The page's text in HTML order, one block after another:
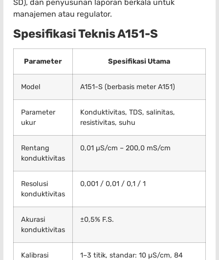
SD), dan penyusunan laporan berkala untuk
manajemen atau regulator.
Spesifikasi Teknis A151-S
Parameter Spesifikasi Utama
Model A151-S (berbasis meter A151)
Parameter
ukur
Konduktivitas, TDS, salinitas,
resistivitas, suhu
Rentang
konduktivitas
0,01 µS/cm – 200,0 mS/cm
Resolusi
konduktivitas
0,001 / 0,01 / 0,1 / 1
Akurasi
konduktivitas
±0,5% F.S.
Kalibrasi
1–3 titik, standar: 10 µS/cm, 84